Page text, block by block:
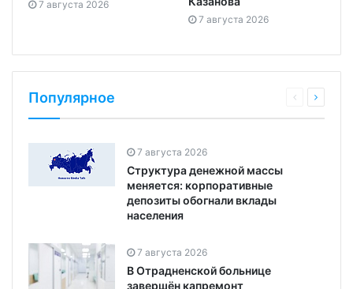
7 августа 2026
7 августа 2026
Популярное
7 августа 2026
Структура денежной массы
меняется: корпоративные
депозиты обогнали вклады
населения
7 августа 2026
В Отрадненской больнице
завершён капремонт